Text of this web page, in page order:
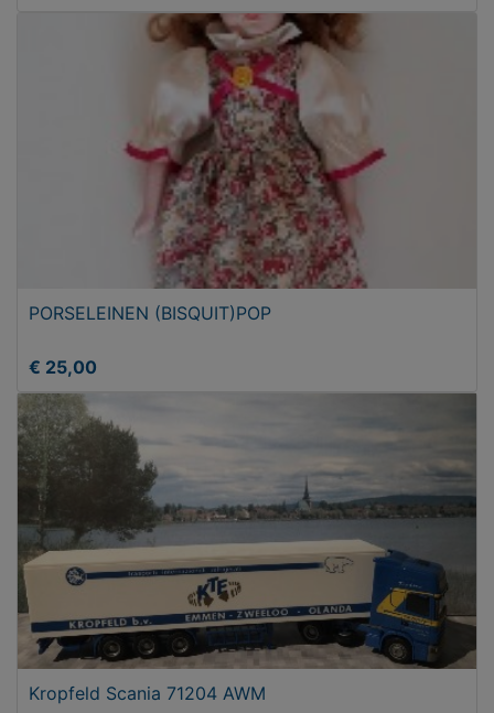
PORSELEINEN (BISQUIT)POP
€ 25,00
Kropfeld Scania 71204 AWM